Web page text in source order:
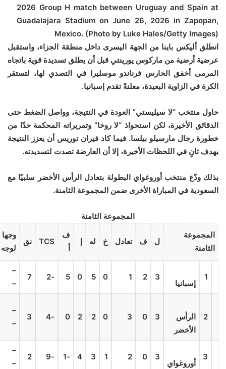
انطلق أليكس باينا من الجهة اليسرى داخل منطقة الجزاء، واستقبل
عرضية أرضية من ماركوس يورينتي قبل أن يطلق تسديدة قوية باتجاه
المرمى أخفق الحارس فرناندو موسليرا في التصدي لها، لتستقر
الكرة في الزاوية البعيدة، معلنةً تقدم إسبانيا.
حاول منتخب “لا سيليستي” العودة في النتيجة، وواصل الضغط حتى
الدقائق الأخيرة، لكن استحواذ “لا روخا” وتمريراته المحكمة حدّا من
خطورة رجال مارسيلو بيلسا. فيما كاد فيران توريس أن يعزز النتيجة
بهدف ثانٍ في اللحظات الأخيرة، إلا أن العارضة تصدت لتسديدته.
بذلك ودّع منتخب أوروغواي البطولة بتعادل الرأس الأخضر سلبيًا مع
السعودية في المباراة الأخرى ضمن المجموعة الثامنة.
المجموعة الثامنة
المجموعة
الثامنة
ل ف تعادل خ له إ
ف
أ
TCS نق
وجها
لوجه
1
إسبانيا
3
2
1
0
5
0
5
-2
7
–
–
2
الرأس
الأخضر
3
0
3
0
2
2
0
-4
3
–
–
3
أوروغواي
3
0
2
1
3
4
-1
-9
2
–
–